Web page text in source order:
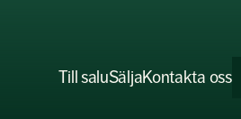
Till saluSäljaKontakta oss